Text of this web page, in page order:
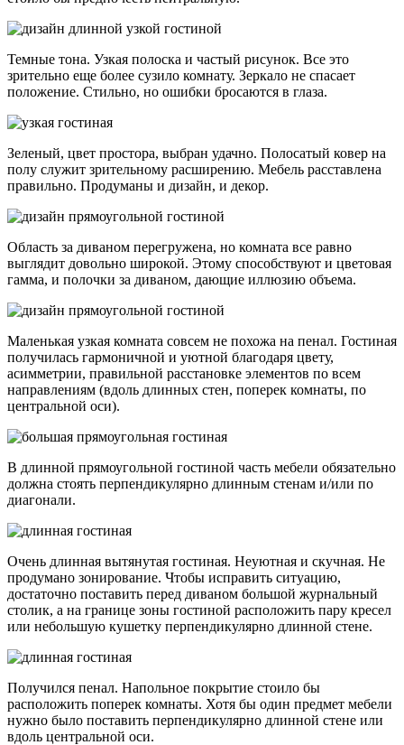
Темные тона. Узкая полоска и частый рисунок. Все это
зрительно еще более сузило комнату. Зеркало не спасает
положение. Стильно, но ошибки бросаются в глаза.
Зеленый, цвет простора, выбран удачно. Полосатый ковер на
полу служит зрительному расширению. Мебель расставлена
правильно. Продуманы и дизайн, и декор.
Область за диваном перегружена, но комната все равно
выглядит довольно широкой. Этому способствуют и цветовая
гамма, и полочки за диваном, дающие иллюзию объема.
Маленькая узкая комната совсем не похожа на пенал. Гостиная
получилась гармоничной и уютной благодаря цвету,
асимметрии, правильной расстановке элементов по всем
направлениям (вдоль длинных стен, поперек комнаты, по
центральной оси).
В длинной прямоугольной гостиной часть мебели обязательно
должна стоять перпендикулярно длинным стенам и/или по
диагонали.
Очень длинная вытянутая гостиная. Неуютная и скучная. Не
продумано зонирование. Чтобы исправить ситуацию,
достаточно поставить перед диваном большой журнальный
столик, а на границе зоны гостиной расположить пару кресел
или небольшую кушетку перпендикулярно длинной стене.
Получился пенал. Напольное покрытие стоило бы
расположить поперек комнаты. Хотя бы один предмет мебели
нужно было поставить перпендикулярно длинной стене или
вдоль центральной оси.